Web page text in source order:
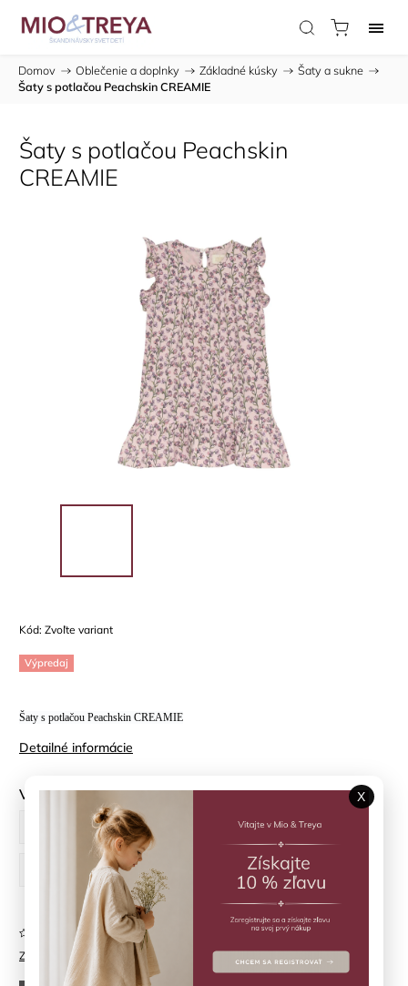
Domov / Oblečenie a doplnky / Základné kúsky / Šaty a sukne /
Šaty s potlačou Peachskin CREAMIE
Šaty s potlačou Peachskin
CREAMIE
Kód: Zvoľte variant
Výpredaj
Šaty s potlačou Peachskin CREAMIE
Detailné informácie
Veľkosť
92 cm 104 cm
Značka: CREAMIE
Neohodnotené
X